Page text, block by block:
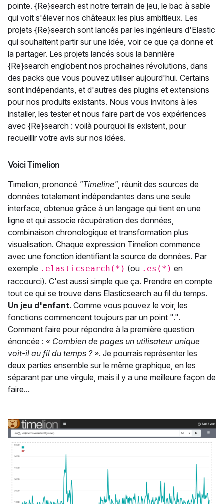
pointe. {Re}search est notre terrain de jeu, le bac à sable
qui voit s'élever nos châteaux les plus ambitieux. Les
projets {Re}search sont lancés par les ingénieurs d'Elastic
qui souhaitent partir sur une idée, voir ce que ça donne et
la partager. Les projets lancés sous la bannière
{Re}search englobent nos prochaines révolutions, dans
des packs que vous pouvez utiliser aujourd'hui. Certains
sont indépendants, et d'autres des plugins et extensions
pour nos produits existants. Nous vous invitons à les
installer, les tester et nous faire part de vos expériences
avec {Re}search : voilà pourquoi ils existent, pour
recueillir votre avis sur nos idées.
Voici Timelion
Timelion, prononcé "Timeline", réunit des sources de
données totalement indépendantes dans une seule
interface, obtenue grâce à un langage qui tient en une
ligne et qui associe récupération des données,
combinaison chronologique et transformation plus
visualisation. Chaque expression Timelion commence
avec une fonction identifiant la source de données. Par
exemple .elasticsearch(*) (ou .es(*) en
raccourci). C'est aussi simple que ça. Prendre en compte
tout ce qui se trouve dans Elasticsearch au fil du temps.
Un jeu d'enfant. Comme vous pouvez le voir, les
fonctions commencent toujours par un point ".".
Comment faire pour répondre à la première question
énoncée : « Combien de pages un utilisateur unique
voit-il au fil du temps ? ». Je pourrais représenter les
deux parties ensemble sur le même graphique, en les
séparant par une virgule, mais il y a une meilleure façon de
faire...